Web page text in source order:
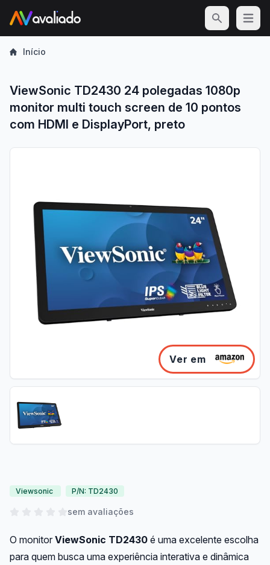
Open
Início
ViewSonic TD2430 24 polegadas 1080p
monitor multi touch screen de 10 pontos
com HDMI e DisplayPort, preto
Ver em
Viewsonic P/N: TD2430
sem avaliações
O monitor ViewSonic TD2430 é uma excelente escolha
para quem busca uma experiência interativa e dinâmica